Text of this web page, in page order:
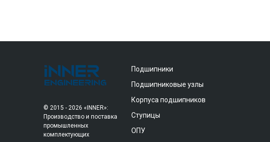
© 2015 - 2026 «INNER»:
Производство и поставка
промышленных
комплектующих
Подшипники
Подшипниковые узлы
Корпуса подшипников
Ступицы
ОПУ